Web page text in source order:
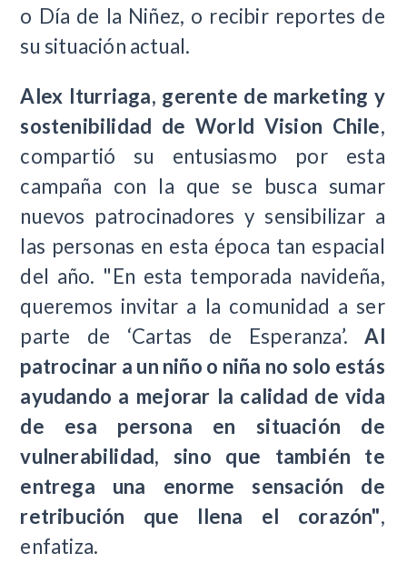
o Día de la Niñez, o recibir reportes de
su situación actual.
Alex Iturriaga, gerente de marketing y
sostenibilidad de World Vision Chile,
compartió su entusiasmo por esta
campaña con la que se busca sumar
nuevos patrocinadores y sensibilizar a
las personas en esta época tan espacial
del año. "En esta temporada navideña,
queremos invitar a la comunidad a ser
parte de ‘Cartas de Esperanza’.Al
patrocinar a un niño o niña no solo estás
ayudando a mejorar la calidad de vida
de esa persona en situación de
vulnerabilidad, sino que también te
entrega una enorme sensación de
retribución que llena el corazón",
enfatiza.